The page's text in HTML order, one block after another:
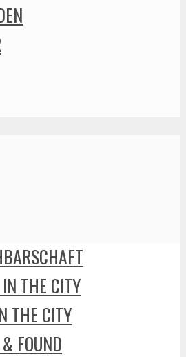
THE CITY
THE CITY
FOUND